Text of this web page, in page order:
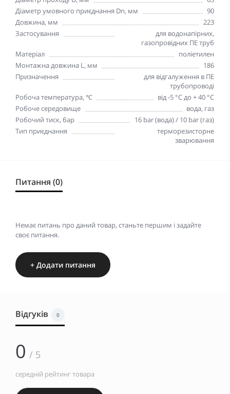
Діаметр умовного приєднання Dn, мм
90
Довжина, мм
223
Застосування
для водонапірних,
газопровідних ПЕ труб
Матеріал
поліетилен
Монтажна довжина L, мм
186
Призначення
для відгалуження в ПЕ
трубопроводі
Робоча температура, ℃
від -5 °C до + 40 °C
Робоче середовище
вода, газ
Робочий тиск, бар
16 bar (вода) / 10 bar (газ)
Тип приєднання
терморезисторне
зварювання
Питання (0)
Немає питань про даний товар, станьте першим і задайте
своє питання.
+ Додати питання
Відгуків 0
0 / 5
середній рейтинг товара